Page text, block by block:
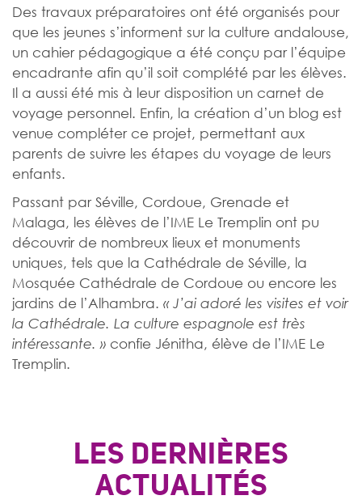
Des travaux préparatoires ont été organisés pour
que les jeunes s’informent sur la culture andalouse,
un cahier pédagogique a été conçu par l’équipe
encadrante afin qu’il soit complété par les élèves.
Il a aussi été mis à leur disposition un carnet de
voyage personnel. Enfin, la création d’un blog est
venue compléter ce projet, permettant aux
parents de suivre les étapes du voyage de leurs
enfants.
Passant par Séville, Cordoue, Grenade et
Malaga, les élèves de l’IME Le Tremplin ont pu
découvrir de nombreux lieux et monuments
uniques, tels que la Cathédrale de Séville, la
Mosquée Cathédrale de Cordoue ou encore les
jardins de l’Alhambra. « J’ai adoré les visites et voir
la Cathédrale. La culture espagnole est très
intéressante. » confie Jénitha, élève de l’IME Le
Tremplin.
LES DERNIÈRES
ACTUALITÉS